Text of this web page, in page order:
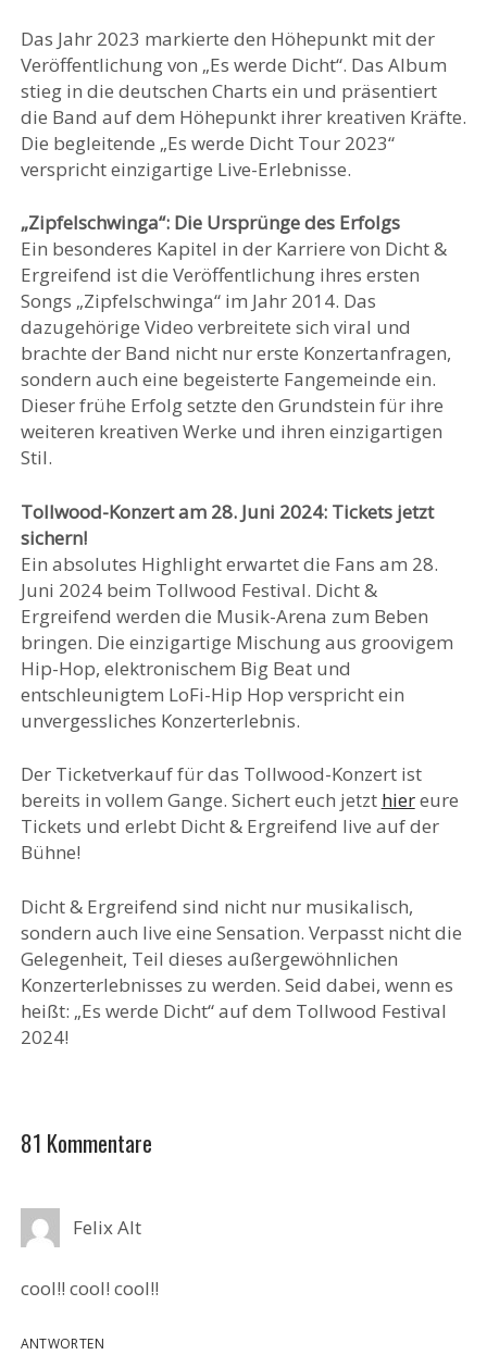
Das Jahr 2023 markierte den Höhepunkt mit der
Veröffentlichung von „Es werde Dicht“. Das Album
stieg in die deutschen Charts ein und präsentiert
die Band auf dem Höhepunkt ihrer kreativen Kräfte.
Die begleitende „Es werde Dicht Tour 2023“
verspricht einzigartige Live-Erlebnisse.
„Zipfelschwinga“: Die Ursprünge des Erfolgs
Ein besonderes Kapitel in der Karriere von Dicht &
Ergreifend ist die Veröffentlichung ihres ersten
Songs „Zipfelschwinga“ im Jahr 2014. Das
dazugehörige Video verbreitete sich viral und
brachte der Band nicht nur erste Konzertanfragen,
sondern auch eine begeisterte Fangemeinde ein.
Dieser frühe Erfolg setzte den Grundstein für ihre
weiteren kreativen Werke und ihren einzigartigen
Stil.
Tollwood-Konzert am 28. Juni 2024: Tickets jetzt
sichern!
Ein absolutes Highlight erwartet die Fans am 28.
Juni 2024 beim Tollwood Festival. Dicht &
Ergreifend werden die Musik-Arena zum Beben
bringen. Die einzigartige Mischung aus groovigem
Hip-Hop, elektronischem Big Beat und
entschleunigtem LoFi-Hip Hop verspricht ein
unvergessliches Konzerterlebnis.
Der Ticketverkauf für das Tollwood-Konzert ist
bereits in vollem Gange. Sichert euch jetzt hiereure
Tickets und erlebt Dicht & Ergreifend live auf der
Bühne!
Dicht & Ergreifend sind nicht nur musikalisch,
sondern auch live eine Sensation. Verpasst nicht die
Gelegenheit, Teil dieses außergewöhnlichen
Konzerterlebnisses zu werden. Seid dabei, wenn es
heißt: „Es werde Dicht“ auf dem Tollwood Festival
2024!
81 Kommentare
Felix Alt
cool!! cool! cool!!
ANTWORTEN